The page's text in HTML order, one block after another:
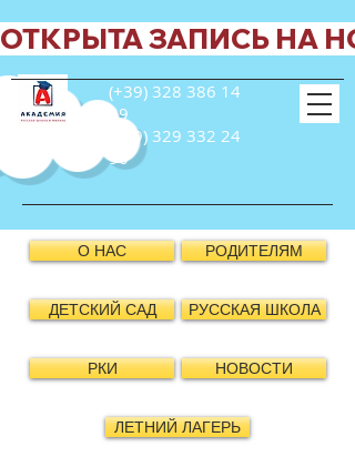
ОТКРЫТА ЗАПИСЬ НА
(+39) 328 386 14
39
(+39) 329 332 24
90
О НАС РОДИТЕЛЯМ
ДЕТСКИЙ САД РУССКАЯ ШКОЛА
РКИ НОВОСТИ
ЛЕТНИЙ ЛАГЕРЬ